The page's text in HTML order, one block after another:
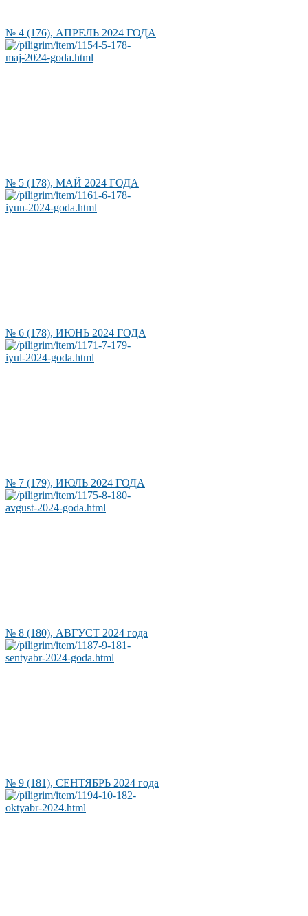
№ 4 (176), АПРЕЛЬ 2024 ГОДА
№ 5 (178), МАЙ 2024 ГОДА
№ 6 (178), ИЮНЬ 2024 ГОДА
№ 7 (179), ИЮЛЬ 2024 ГОДА
№ 8 (180), АВГУСТ 2024 года
№ 9 (181), СЕНТЯБРЬ 2024 года